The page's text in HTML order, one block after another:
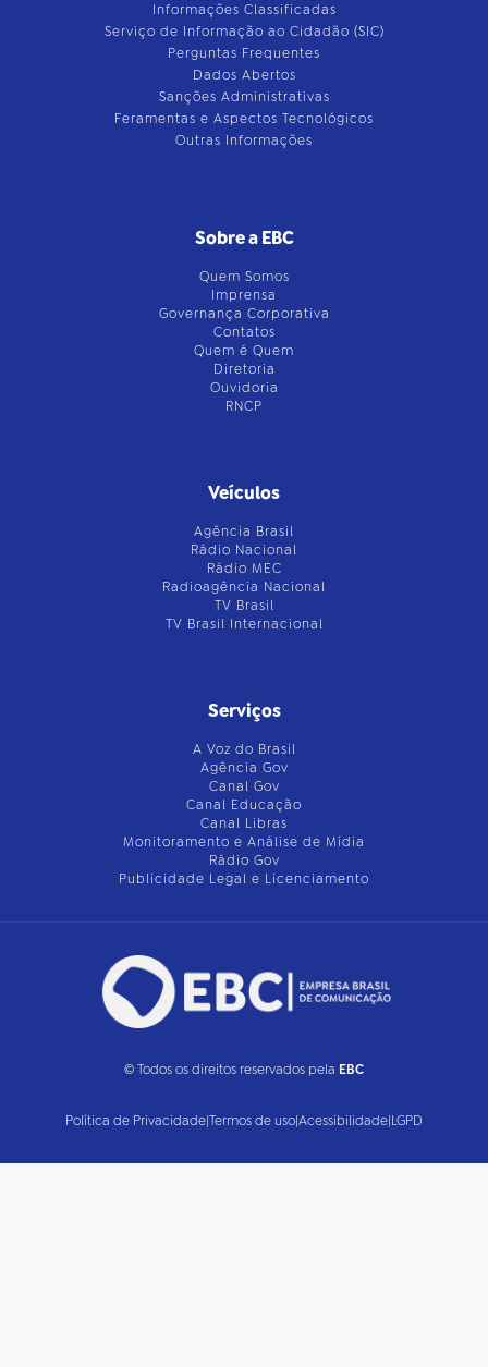
Informações Classificadas
Serviço de Informação ao Cidadão (SIC)
Perguntas Frequentes
Dados Abertos
Sanções Administrativas
Feramentas e Aspectos Tecnológicos
Outras Informações
Sobre a EBC
Quem Somos
Imprensa
Governança Corporativa
Contatos
Quem é Quem
Diretoria
Ouvidoria
RNCP
Veículos
Agência Brasil
Rádio Nacional
Rádio MEC
Radioagência Nacional
TV Brasil
TV Brasil Internacional
Serviços
A Voz do Brasil
Agência Gov
Canal Gov
Canal Educação
Canal Libras
Monitoramento e Análise de Mídia
Rádio Gov
Publicidade Legal e Licenciamento
© Todos os direitos reservados pela EBC
Política de Privacidade|Termos de uso|Acessibilidade|LGPD